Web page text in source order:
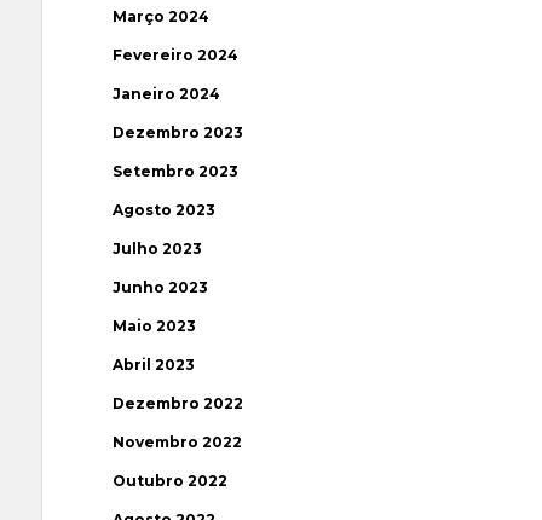
Março 2024
Fevereiro 2024
Janeiro 2024
Dezembro 2023
Setembro 2023
Agosto 2023
Julho 2023
Junho 2023
Maio 2023
Abril 2023
Dezembro 2022
Novembro 2022
Outubro 2022